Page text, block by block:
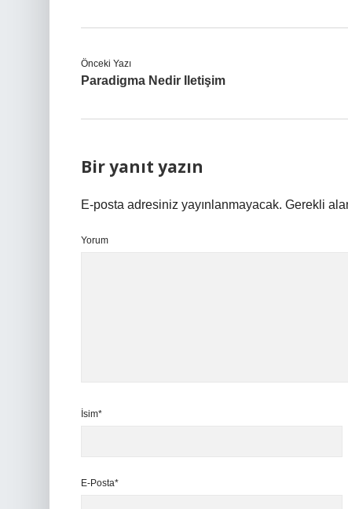
Önceki Yazı
Paradigma Nedir Iletişim
Bir yanıt yazın
E-posta adresiniz yayınlanmayacak. Gerekli
Yorum
İsim*
E-Posta*